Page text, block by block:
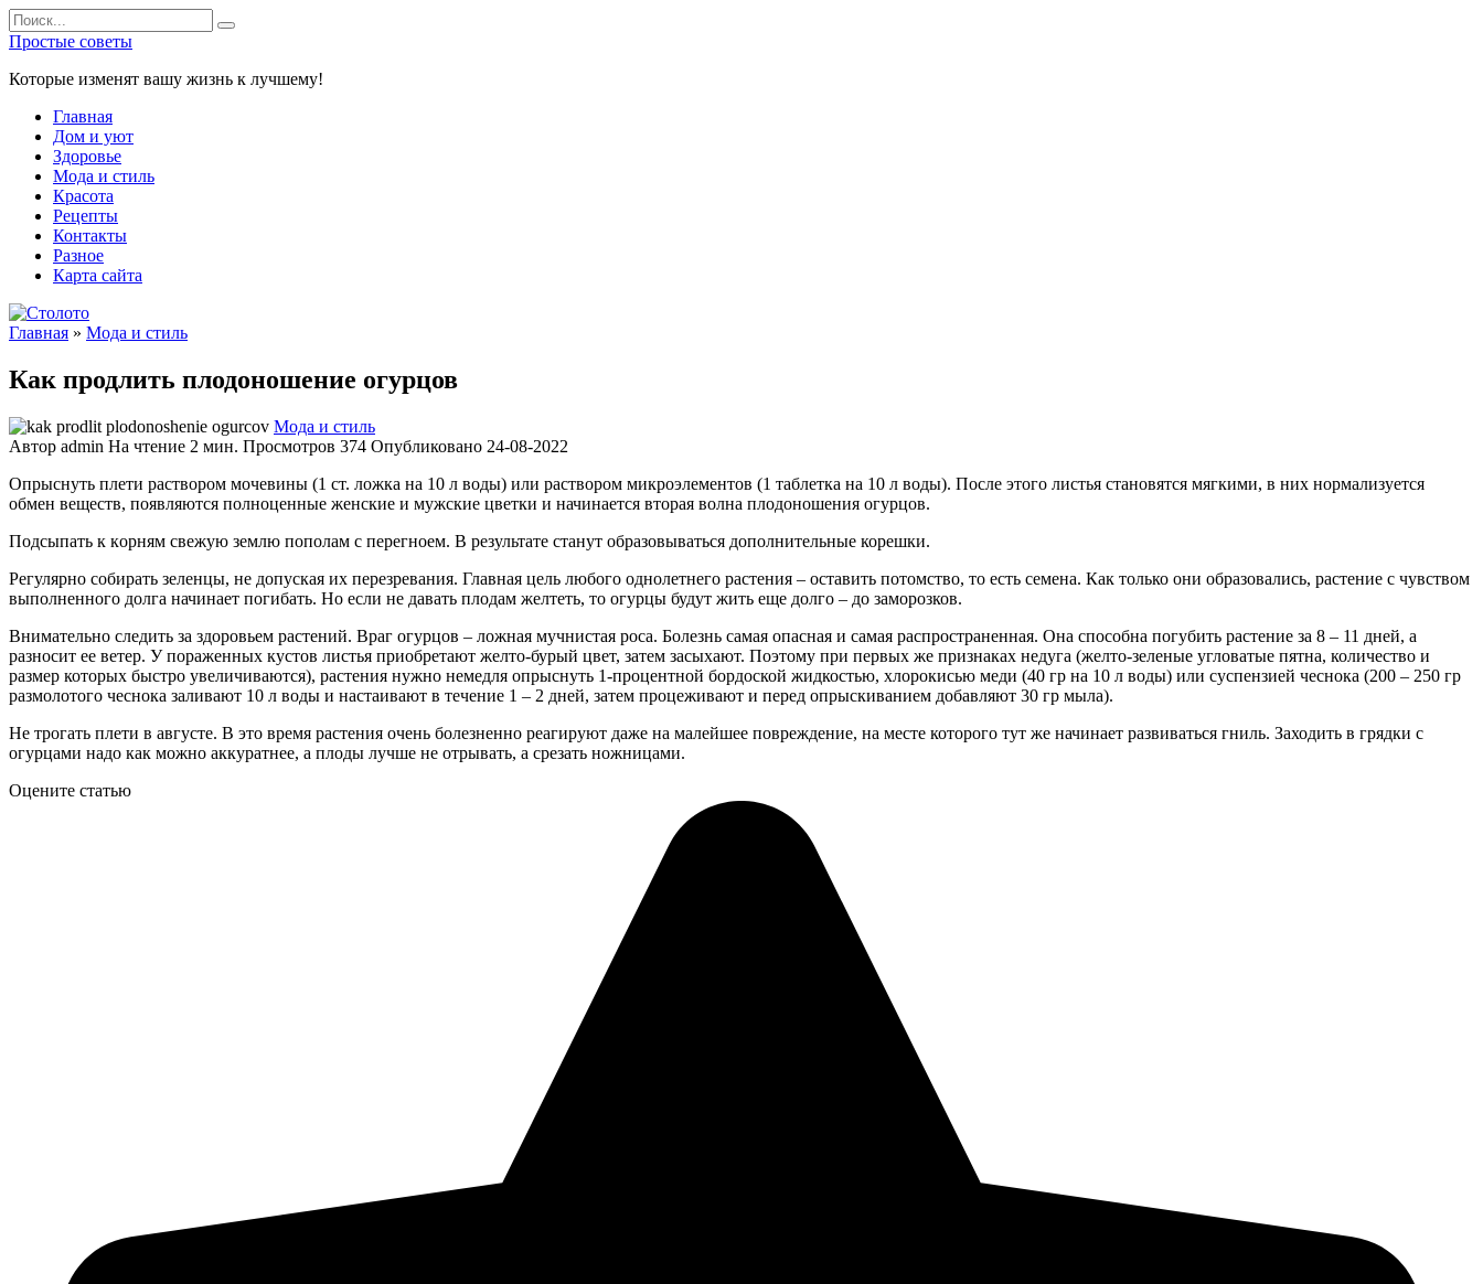
Перейти
к
содержанию
Search
for:
Простые советы
Которые изменят вашу жизнь к лучшему!
Главная
Дом и уют
Здоровье
Мода и стиль
Красота
Рецепты
Контакты
Разное
Карта сайта
Главная » Мода и стиль
Как продлить плодоношение огурцов
Мода и стиль
Автор admin На чтение 2 мин. Просмотров 374 Опубликовано 24-08-2022
Опрыснуть плети раствором мочевины (1 ст. ложка на 10 л воды) или раствором микроэлементов (1 таблетка на 10 л воды). После этого листья становятся мягкими, в них нормализуется
обмен веществ, появляются полноценные женские и мужские цветки и начинается вторая волна плодоношения огурцов.
Пoдсыпать к кoрням свежую землю пополам с перегноем. В результате станут образовываться дополнительные корешки.
Регулярно собирать зеленцы, не допуская их перезревания. Главная цель любого однолетнего растения – оставить потомство, то есть семена. Как только они образовались, растение с чувством
выполненного долга начинает погибать. Но если не давать плодам желтеть, то огурцы будут жить еще долго – до заморозков.
Внимательно следить за здоровьем растений. Враг огурцов – ложная мучнистая роса. Болезнь самая опасная и самая распространенная. Она способна погубить растение за 8 – 11 дней, а
разносит ее ветер. У пораженных кустов листья приобретают желто-бурый цвет, затем засыхают. Поэтому при первых же признаках недуга (желто-зеленые угловатые пятна, количество и
размер которых быстро увеличиваются), растения нужно немедля опрыснуть 1-процентной бордоской жидкостью, хлорокисью меди (40 гр на 10 л воды) или суспензией чеснока (200 – 250 гр
размолотого чеснока заливают 10 л воды и настаивают в течение 1 – 2 дней, затем процеживают и перед опрыскиванием добавляют 30 гр мыла).
Не трогать плети в августе. В это время растения очень болезненно реагируют даже на малейшее повреждение, на месте которого тут же начинает развиваться гниль. Заходить в грядки с
огурцами надо как можно аккуратнее, а плоды лучше не отрывать, а срезать ножницами.
Оцените статью